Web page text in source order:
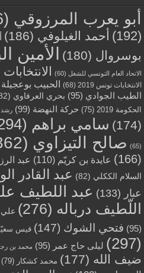
أبو يعرب المرزوقي (336)
(192)
أحمد الغيلوفي (186)
بوسروال (180) الأمين
الاتحاد العام التونسي للشغل (60) الانتخابات
الانتخابات تونس 2019 (68) الحبيب بوعجيلة
الطيب الجوادي (95) بحري العرفاوي (82)
الحكومة 2019
(75) حركة النهضة (99)
(174)
سامي براهم (294)
(65) صالح التيزاوي (362)
(166)
عايدة بن كريّم (110) عبد
السلام الككلي (82) عبد القادر
عبار (133) عبد اللطيف
اللّطيف درباله (276) علي
(95)
فتحي الشوك (147) قيس
(297)
ليلى حاج عمر (95) محمد بن
ضيف الله (177) محمد كشكار (79)